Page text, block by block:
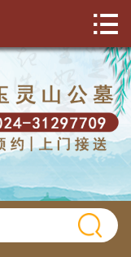
玉灵山环境
墓园服务
墓园新闻
